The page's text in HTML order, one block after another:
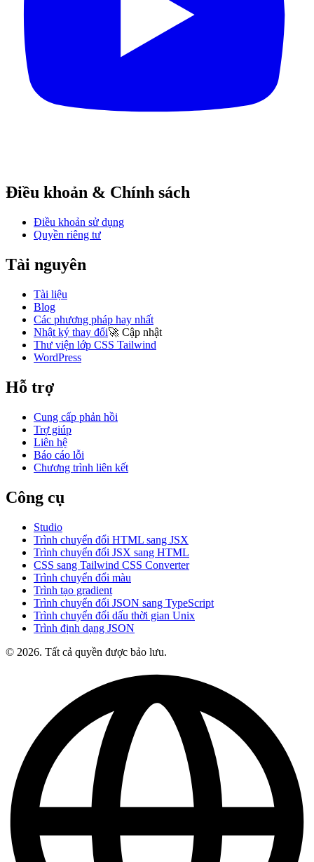
Điều khoản & Chính sách
Điều khoản sử dụng
Quyền riêng tư
Tài nguyên
Tài liệu
Blog
Các phương pháp hay nhất
Nhật ký thay đổi🚀 Cập nhật
Thư viện lớp CSS Tailwind
WordPress
Hỗ trợ
Cung cấp phản hồi
Trợ giúp
Liên hệ
Báo cáo lỗi
Chương trình liên kết
Công cụ
Studio
Trình chuyển đổi HTML sang JSX
Trình chuyển đổi JSX sang HTML
CSS sang Tailwind CSS Converter
Trình chuyển đổi màu
Trình tạo gradient
Trình chuyển đổi JSON sang TypeScript
Trình chuyển đổi dấu thời gian Unix
Trình định dạng JSON
© 2026. Tất cả quyền được bảo lưu.